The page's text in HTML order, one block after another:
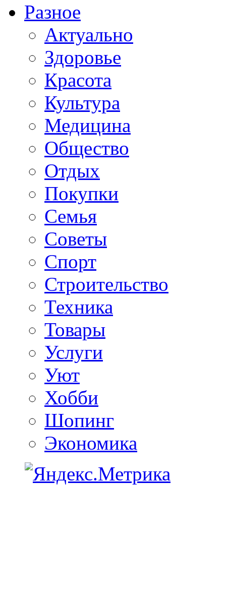
Разное
Актуально
Здоровье
Красота
Культура
Медицина
Общество
Отдых
Покупки
Семья
Советы
Спорт
Строительство
Техника
Товары
Услуги
Уют
Хобби
Шопинг
Экономика